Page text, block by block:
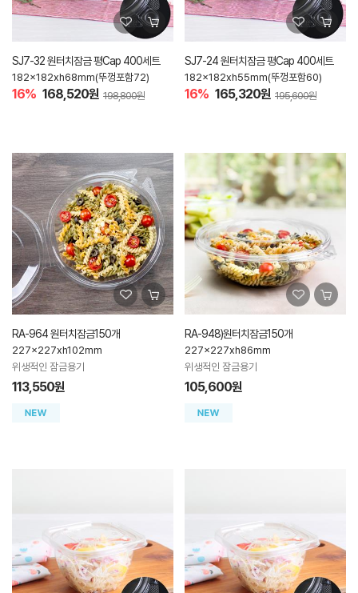
SJ7-32 원터치잠금 평Cap 400세트
182x182xh68mm(뚜껑포함72)
16% 168,520원 198,800원
SJ7-24 원터치잠금 평Cap 400세트
182x182xh55mm(뚜껑포함60)
16% 165,320원 195,600원
RA-964 원터치잠금150개
227x227xh102mm
위생적인 잠금용기
113,550원
RA-948)원터치잠금150개
227x227xh86mm
위생적인 잠금용기
105,600원